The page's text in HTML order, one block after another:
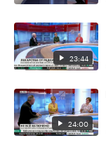
23:44
24:00